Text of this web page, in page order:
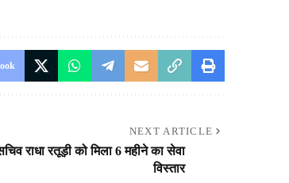
NEXT ARTICLE
राधा रतूड़ी को मिला 6 महीने का सेवा
विस्तार